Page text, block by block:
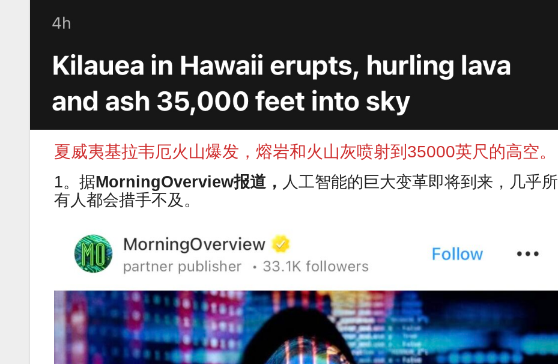
夏威夷基拉韦厄火山爆发，熔岩和火山灰喷射到35000英尺的高空。
1。据MorningOverview报道， 人工智能的巨大变革即将到来，几乎所
有人都会措手不及。